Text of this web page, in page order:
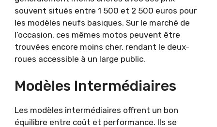
souvent situés entre 1 500 et 2 500 euros pour
les modèles neufs basiques. Sur le marché de
l’occasion, ces mêmes motos peuvent être
trouvées encore moins cher, rendant le deux-
roues accessible à un large public.
Modèles Intermédiaires
Les modèles intermédiaires offrent un bon
équilibre entre coût et performance. Ils se